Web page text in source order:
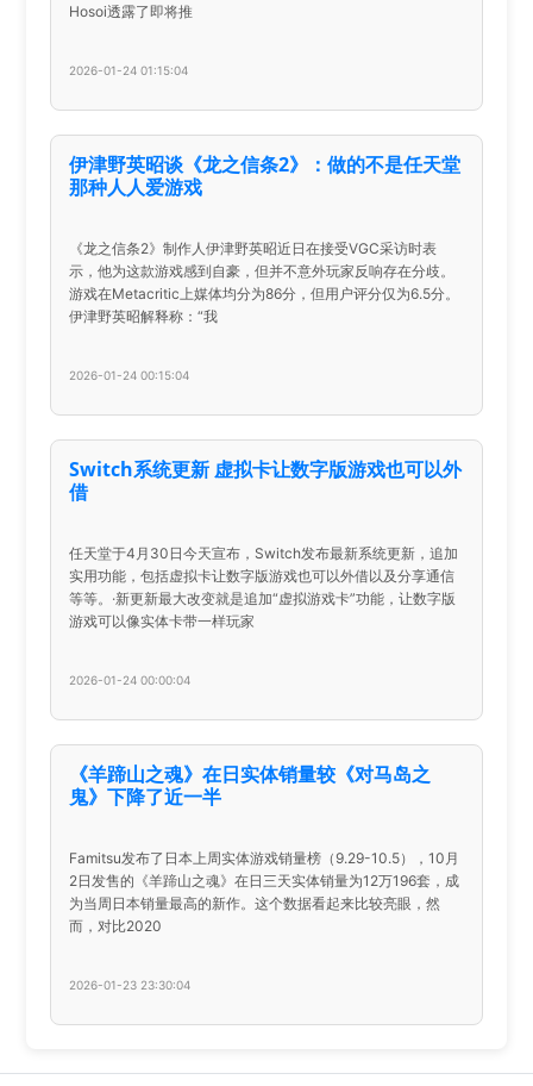
Hosoi透露了即将推
2026-01-24 01:15:04
伊津野英昭谈《龙之信条2》：做的不是任天堂
那种人人爱游戏
《龙之信条2》制作人伊津野英昭近日在接受VGC采访时表
示，他为这款游戏感到自豪，但并不意外玩家反响存在分歧。
游戏在Metacritic上媒体均分为86分，但用户评分仅为6.5分。
伊津野英昭解释称：“我
2026-01-24 00:15:04
Switch系统更新 虚拟卡让数字版游戏也可以外
借
任天堂于4月30日今天宣布，Switch发布最新系统更新，追加
实用功能，包括虚拟卡让数字版游戏也可以外借以及分享通信
等等。·新更新最大改变就是追加“虚拟游戏卡”功能，让数字版
游戏可以像实体卡带一样玩家
2026-01-24 00:00:04
《羊蹄山之魂》在日实体销量较《对马岛之
鬼》下降了近一半
Famitsu发布了日本上周实体游戏销量榜（9.29-10.5），10月
2日发售的《羊蹄山之魂》在日三天实体销量为12万196套，成
为当周日本销量最高的新作。这个数据看起来比较亮眼，然
而，对比2020
2026-01-23 23:30:04